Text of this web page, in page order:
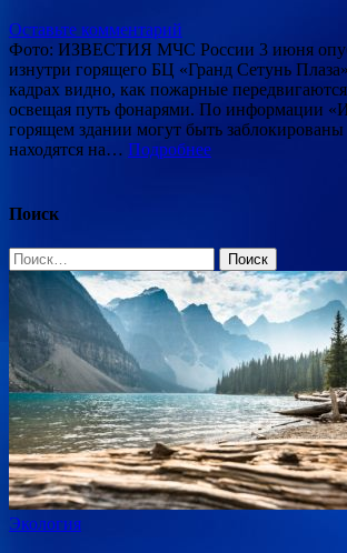
Оставьте комментарий
Фото: ИЗВЕСТИЯ МЧС России 3 июня
изнутри горящего БЦ «Гранд Сетунь
кадрах видно, как пожарные
освещая путь фонарями. По информации
горящем здании могут быть
находятся на… Подробнее
Поиск
Найти:
Экология